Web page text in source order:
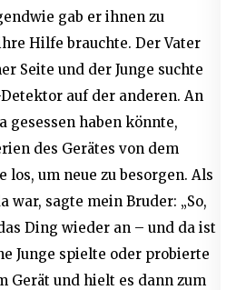
gab er ihnen zu
Hilfe brauchte. Der Vater
Seite und der Junge suchte
auf der anderen. An
gesessen haben könnte,
des Gerätes von dem
los, um neue zu besorgen. Als
war, sagte mein Bruder: „So,
Ding wieder an – und da ist
Junge spielte oder probierte
Gerät und hielt es dann zum